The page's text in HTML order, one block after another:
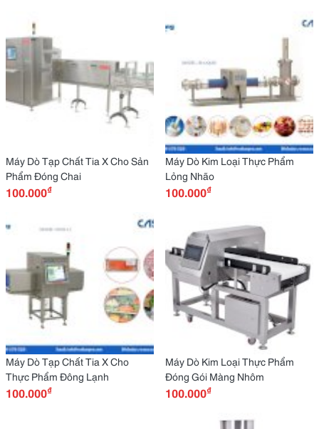
Máy Dò Tạp Chất Tia X Cho Sản
Phẩm Đóng Chai
100.000₫
Máy Dò Kim Loại Thực Phẩm
Lỏng Nhão
100.000₫
Máy Dò Tạp Chất Tia X Cho
Thực Phẩm Đông Lạnh
100.000₫
Máy Dò Kim Loại Thực Phẩm
Đóng Gói Màng Nhôm
100.000₫